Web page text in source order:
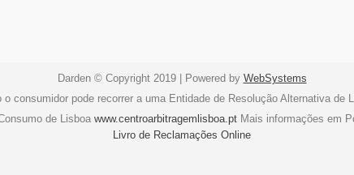
Darden © Copyright 2019 | Powered by WebSystems
consumidor pode recorrer a uma Entidade de Resolução Alternativa de
de Lisboa www.centroarbitragemlisboa.ptMais informações em
Livro de Reclamações Online